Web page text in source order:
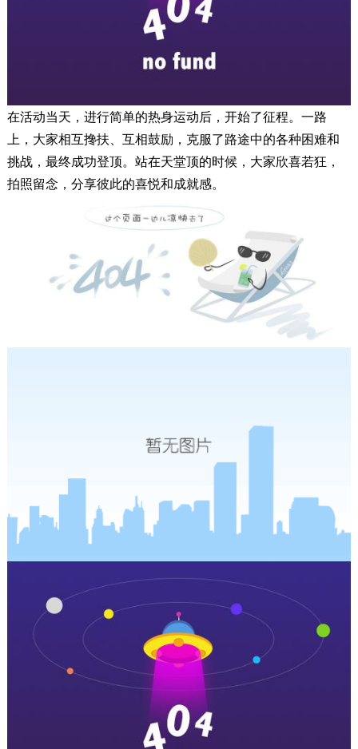
在活动当天，进行简单的热身运动后，开始了征程。一路
上，大家相互搀扶、互相鼓励，克服了路途中的各种困难和
挑战，最终成功登顶。站在天堂顶的时候，大家欣喜若狂，
拍照留念，分享彼此的喜悦和成就感。